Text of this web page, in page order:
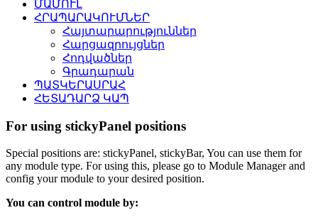
ՄԱՄՈՒԼ
ՀՐԱՊԱՐԱԿՈՒՄՆԵՐ
Հայտարարություններ
Հարցազրույցներ
Հոդվածներ
Գրադարան
ՊԱՏԿԵՐԱՍՐԱՀ
ՀԵՏԱԴԱՐՁ ԿԱՊ
For using stickyPanel positions
Special positions are: stickyPanel, stickyBar, You can use them for
any module type. For using this, please go to Module Manager and
config your module to your desired position.
You can control module by: